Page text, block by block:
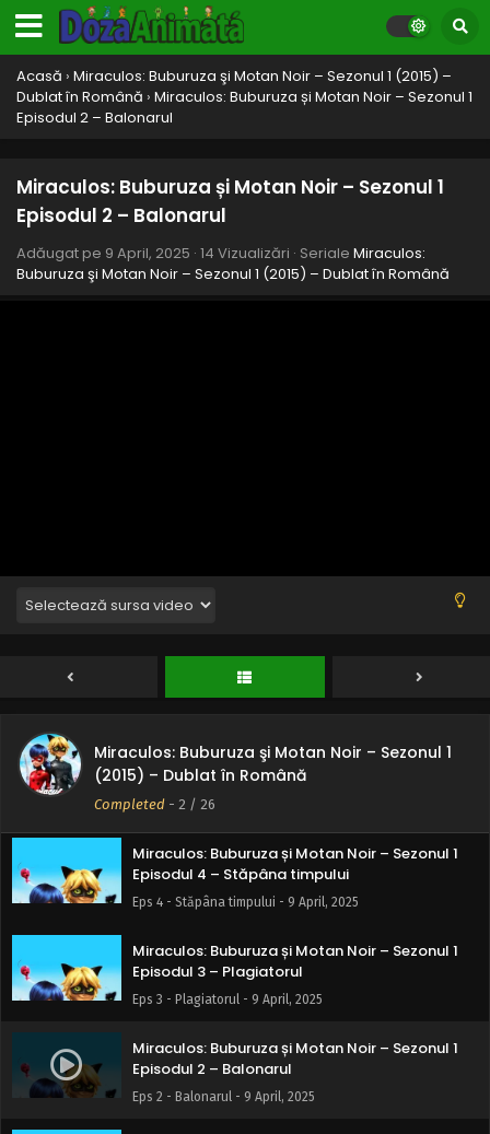
Acasă › Miraculos: Buburuza şi Motan Noir – Sezonul 1 (2015) –
Dublat în Română › Miraculos: Buburuza și Motan Noir – Sezonul 1
Episodul 2 – Balonarul
Miraculos: Buburuza și Motan Noir – Sezonul 1
Episodul 2 – Balonarul
Adăugat pe 9 April, 2025 · 14 Vizualizări · Seriale Miraculos:
Buburuza şi Motan Noir – Sezonul 1 (2015) – Dublat în Română
Miraculos: Buburuza şi Motan Noir – Sezonul 1
(2015) – Dublat în Română
Completed - 2 / 26
Eps 13 - Mimul - 9 April, 2025
Miraculos: Buburuza și Motan Noir – Sezonul 1
Episodul 12 – Spadasinul întunecat
Eps 12 - Spadasinul întunecat - 9 April, 2025
Episodul 11 – Cupidonul malefic
Eps 11 - Cupidonul malefic - 9 April, 2025
Miraculos: Buburuza și Motan Noir – Sezonul 1
Episodul 7 – Lady Wifi
Eps 7 - Lady Wifi - 9 April, 2025
Miraculos: Buburuza și Motan Noir – Sezonul 1
Episodul 6 – Păsărarul
Miraculos: Buburuza și Motan Noir – Sezonul 1
Episodul 5 – Faraonul
Eps 5 - Faraonul - 9 April, 2025
Miraculos: Buburuza și Motan Noir – Sezonul 1
Episodul 4 – Stăpâna timpului
Eps 4 - Stăpâna timpului - 9 April, 2025
Miraculos: Buburuza și Motan Noir – Sezonul 1
Episodul 3 – Plagiatorul
Eps 3 - Plagiatorul - 9 April, 2025
Miraculos: Buburuza și Motan Noir – Sezonul 1
Episodul 2 – Balonarul
Eps 2 - Balonarul - 9 April, 2025